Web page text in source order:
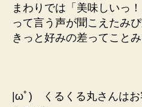
まわりでは「美味しいっ！
って言う声が聞こえたみ
きっと好みの差ってことみ
|ωﾟ) くるくる丸さんはお